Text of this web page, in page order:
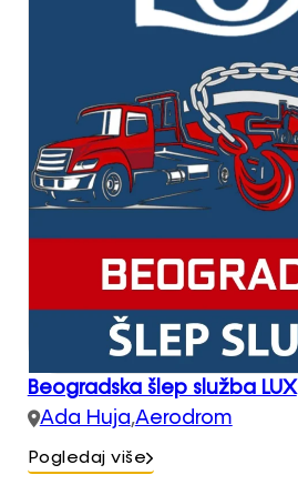
Beogradska šlep služba LUX
Ada Huja,Aerodrom
Pogledaj više